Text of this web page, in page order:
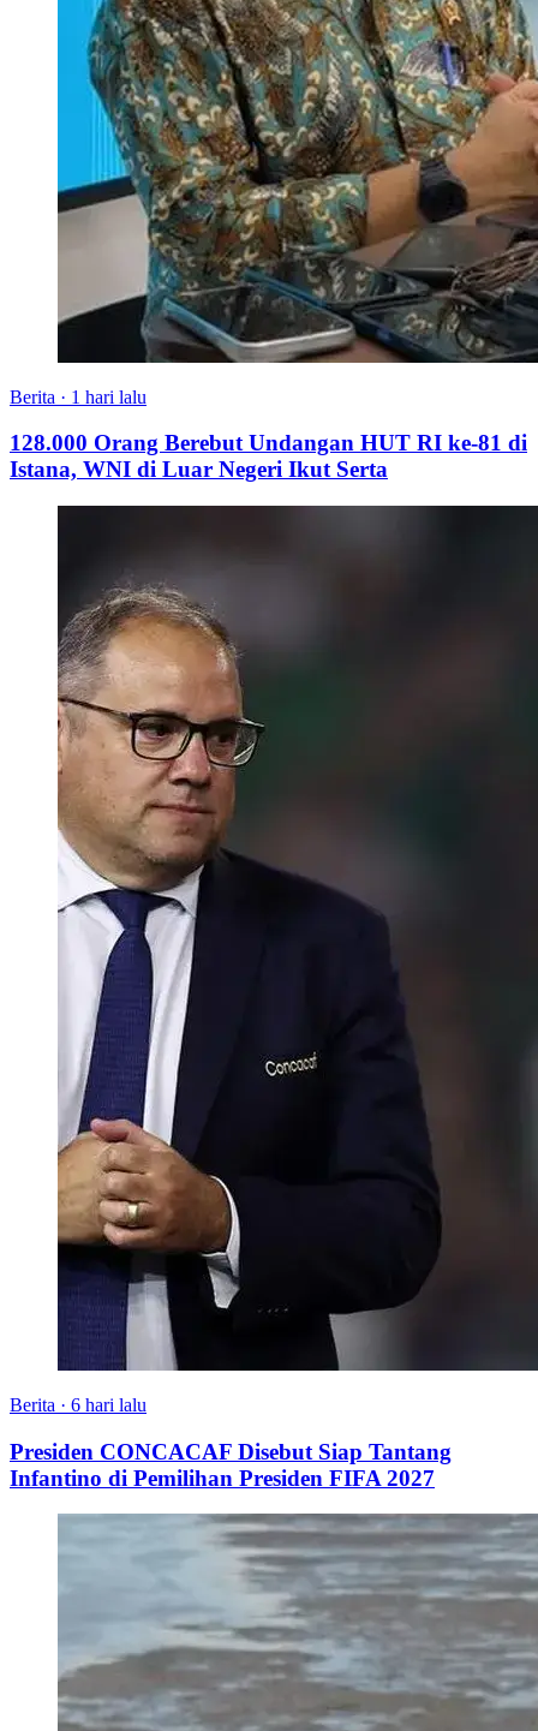
Berita · 1 hari lalu
128.000 Orang Berebut Undangan HUT RI ke-81 di
Istana, WNI di Luar Negeri Ikut Serta
Berita · 6 hari lalu
Presiden CONCACAF Disebut Siap Tantang
Infantino di Pemilihan Presiden FIFA 2027